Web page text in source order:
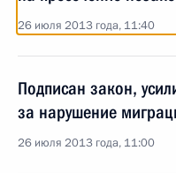
26 июля 2013 года, 11:40
Подписан закон,
за нарушение
26 июля 2013 года, 11:00